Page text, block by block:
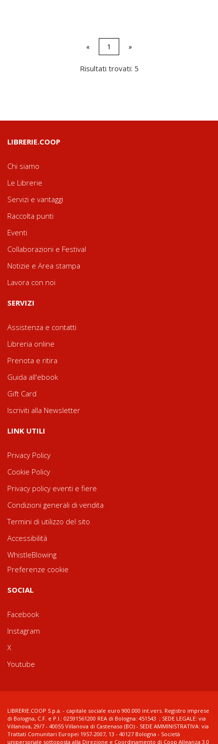
« 1 »
Risultati trovati: 5
LIBRERIE.COOP
Chi siamo
Le Librerie
Servizi e vantaggi
Raccolta punti
Eventi
Collaborazioni e Festival
Notizie e Area stampa
Lavora con noi
SERVIZI
Assistenza e contatti
Libreria online
Prenota e ritira
Guida all'ebook
Gift Card
Iscriviti alla Newsletter
LINK UTILI
Privacy Policy
Cookie Policy
Privacy policy eventi e fiere
Condizioni generali di vendita
Termini di utilizzo del sito
Accessibilità
WhistleBlowing
Preferenze cookie
SOCIAL
Facebook
Instagram
X
Youtube
LIBRERIE.COOP S.p.a. - capitale sociale euro 900.000 int.vers. Registro imprese
di Bologna, C.F. e P.I.: 02591561200 REA di Bologna: 451543 ; SEDE LEGALE: via
Villanova, 29/7 - 40055 Villanova di Castenaso (BO) - SEDE AMMINISTRATIVA: via
Trattati Comunitari Europei 1957-2007, 13 - 40127 Bologna - Società
unipersonale sottoposta alla Direzione e Coordinamento di Coop Alleanza 3.0